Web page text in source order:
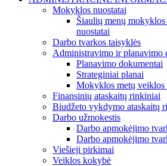
Mokyklos nuostatai
Šiaulių menų
nuostatai
Darbo tvarkos taisyklės
Administravimo ir planavimo
Planavimo dokumentai
Strateginiai planai
Mokyklos metų veiklos
Finansinių ataskaitų rinkiniai
Biudžeto vykdymo ataskaitų
Darbo užmokestis
Darbo apmokėjimo
Darbo apmokėjimo
Viešieji pirkimai
Veiklos kokybė